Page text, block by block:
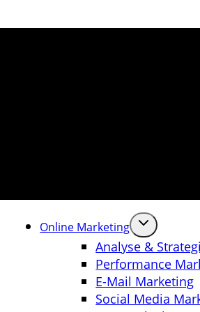
Online Marketing
Analyse &
Performance
E-Mail Marketing
Social Media